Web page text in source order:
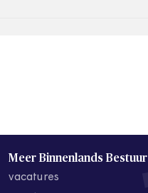
Meer Binnenlands Bestuur
vacatures